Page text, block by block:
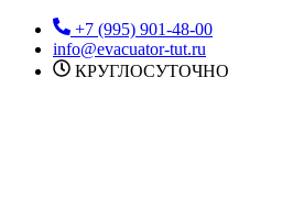
Перейти
содержимому
+7 (995) 901-48-00
info@evacuator-tut.ru
КРУГЛОСУТОЧНО